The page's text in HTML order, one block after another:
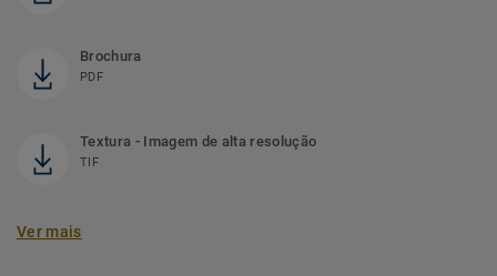
Brochura
PDF
Textura - Imagem de alta resolução
TIF
Ver mais